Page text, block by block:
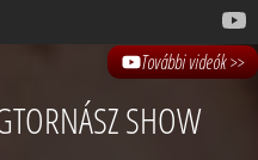
További videók >>
SHOW